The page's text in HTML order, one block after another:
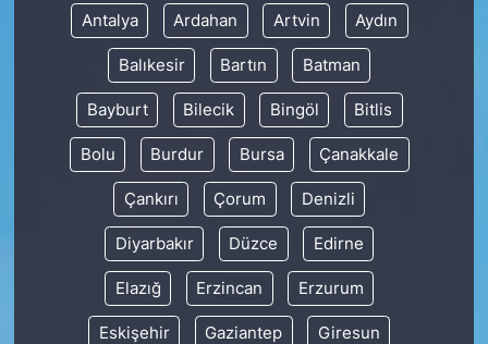
Antalya Ardahan Artvin Aydın
Balıkesir Bartın Batman
Bayburt Bilecik Bingöl Bitlis
Bolu Burdur Bursa Çanakkale
Çankırı Çorum Denizli
Diyarbakır Düzce Edirne
Elazığ Erzincan Erzurum
Eskişehir Gaziantep Giresun